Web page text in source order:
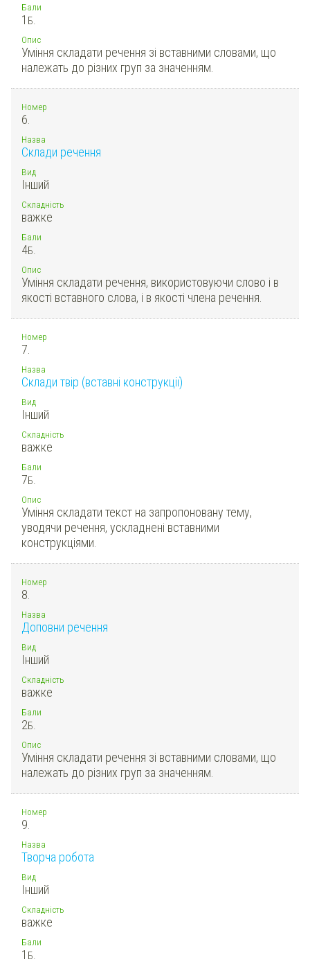
Бали
1 Б.
Опис
Уміння складати речення зі вставними словами, що
належать до різних груп за значенням.
Номер
6.
Назва
Склади речення
Вид
Інший
Складність
важке
Бали
4Б.
Опис
Уміння складати речення, використовуючи слово і в
якості вставного слова, і в якості члена речення.
Номер
7.
Назва
Склади твір (вставні конструкції)
Вид
Інший
Складність
важке
Бали
7Б.
Опис
Уміння складати текст на запропоновану тему,
уводячи речення, ускладнені вставними
конструкціями.
Номер
8.
Назва
Доповни речення
Вид
Інший
Складність
важке
Бали
2Б.
Опис
Уміння складати речення зі вставними словами, що
належать до різних груп за значенням.
Номер
9.
Назва
Творча робота
Вид
Інший
Складність
важке
Бали
1 Б.